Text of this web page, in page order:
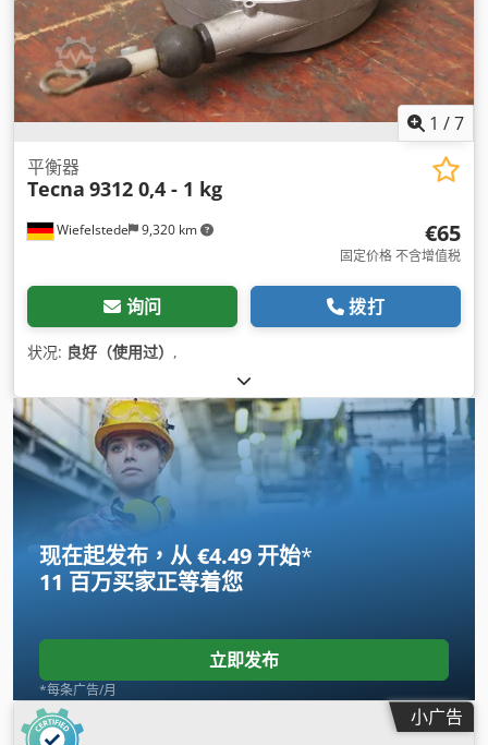
1 /7
Wiefelstede 9,320 km
平衡器
Tecna 9312 0,4 - 1 kg
€65
固定价格 不含增值税
询问 拨打
状况: 良好（使用过） ,
现在起发布，从 €4.49 开始*
11 百万买家正等着您
立即发布
*每条广告/月
小广告